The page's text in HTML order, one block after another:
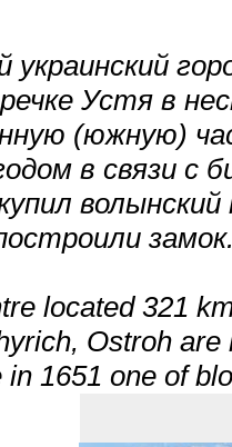
украинский
Устя в
(южную)
в связи с
located 321
Ostroh
1651 one of